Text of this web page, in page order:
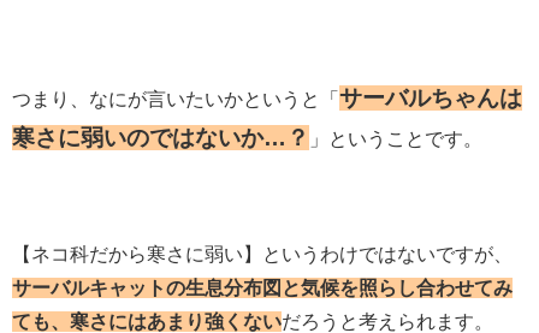
つまり、なにが言いたいかというと「 サーバルちゃんは
寒さに弱いのではないか…？ 」ということです。
【ネコ科だから寒さに弱い】というわけではないですが、
サーバルキャットの生息分布図と気候を照らし合わせてみ
ても、寒さにはあまり強くないだろうと考えられます。